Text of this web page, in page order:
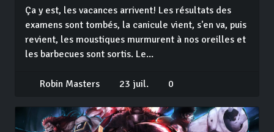
Ça y est, les vacances arrivent! Les résultats des
examens sont tombés, la canicule vient, s'en va, puis
revient, les moustiques murmurent à nos oreilles et
les barbecues sont sortis. Le...
Robin Masters 23 juil. 0